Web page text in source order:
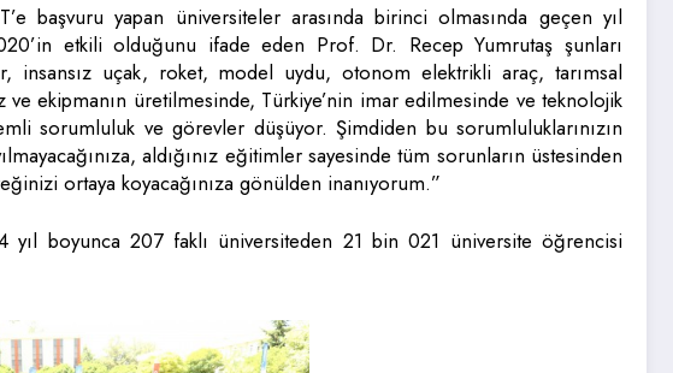
başvuru yapan üniversiteler arasında birinci olmasında geçen yıl
etkili olduğunu ifade eden Prof. Dr. Recep Yumrutaş şunları
uçak, roket, model uydu, otonom elektrikli araç, tarımsal
ve ekipmanın üretilmesinde, Türkiye’nin imar edilmesinde ve teknolojik
sorumluluk ve görevler düşüyor. Şimdiden bu sorumluluklarınızın
aldığınız eğitimler sayesinde tüm sorunların üstesinden
ortaya koyacağınıza gönülden inanıyorum.”
4 yıl boyunca 207 faklı üniversiteden 21 bin 021 üniversite öğrencisi